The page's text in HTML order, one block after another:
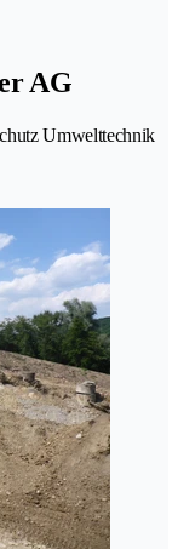
AG
Umwelttechnik